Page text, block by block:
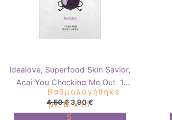
Idealove, Superfood Skin Savior,
Acai You Checking Me Out, 1
Beauty Sheet Mask, 0.68 fl oz (20
ml)
Βαθμολογήθηκε
με0από
5
4,50€3,90€